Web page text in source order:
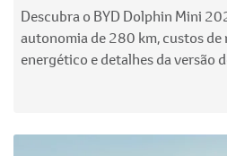
Descubra o BYD Dolphin Mini
autonomia de 280 km, custos de
energético e detalhes da versão